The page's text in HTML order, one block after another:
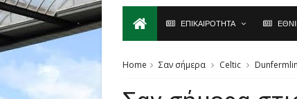
ΕΠΙΚΑΙΡΟΤΗΤΑ
Home Σαν σήμερα Celtic